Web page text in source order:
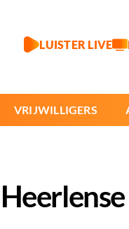
LUISTER LIVE
VRIJWILLIGERS